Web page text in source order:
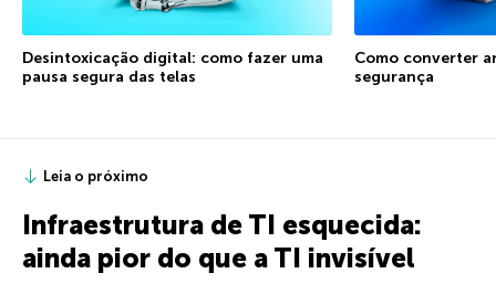
Desintoxicação digital: como fazer uma
pausa segura das telas
Como converter
segurança
Leia o próximo
Infraestrutura de TI esquecida:
ainda pior do que a TI invisível